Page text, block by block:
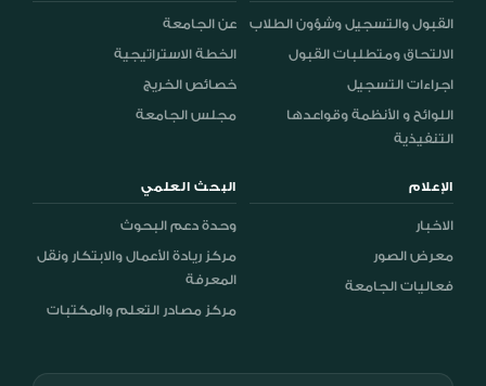
القبول والتسجيل وشؤون الطلاب
الالتحاق ومتطلبات القبول
اجراءات التسجيل
اللوائح و الأنظمة وقواعدها
التنفيذية
عن الجامعة
الخطة الاستراتيجية
خصائص الخريج
مجلس الجامعة
الإعلام
الاخبار
معرض الصور
فعاليات الجامعة
البحث العلمي
وحدة دعم البحوث
مركز ريادة الأعمال والابتكار ونقل
المعرفة
مركز مصادر التعلم والمكتبات